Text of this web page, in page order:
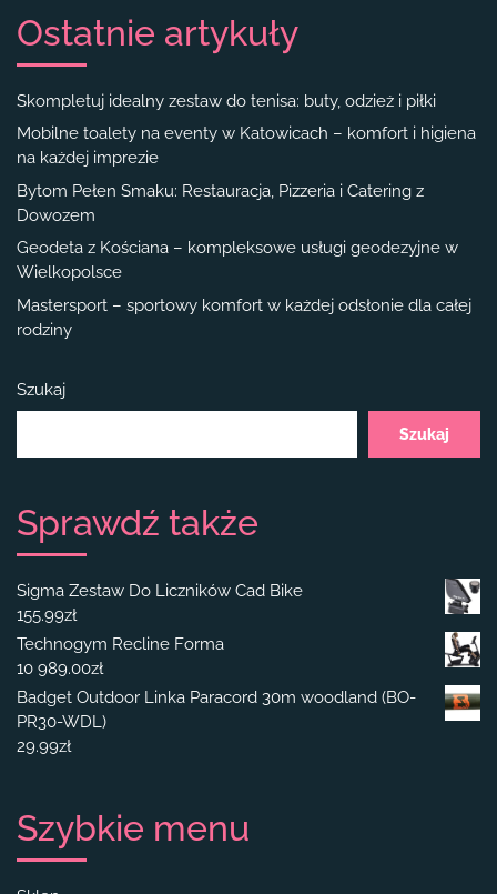
Ostatnie artykuły
Skompletuj idealny zestaw do tenisa: buty, odzież i piłki
Mobilne toalety na eventy w Katowicach – komfort i higiena
na każdej imprezie
Bytom Pełen Smaku: Restauracja, Pizzeria i Catering z
Dowozem
Geodeta z Kościana – kompleksowe usługi geodezyjne w
Wielkopolsce
Mastersport – sportowy komfort w każdej odsłonie dla całej
rodziny
Szukaj
Szukaj
Sprawdź także
Sigma Zestaw Do Liczników Cad Bike
155.99zł
Technogym Recline Forma
10 989.00zł
Badget Outdoor Linka Paracord 30m woodland (BO-
PR30-WDL)
29.99zł
Szybkie menu